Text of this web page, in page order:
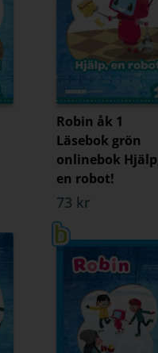
Robin åk 1
Läsebok grön
onlinebok
en robot!
73 kr